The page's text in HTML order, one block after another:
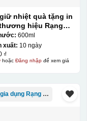
tuy nhiên đòi hỏi
setup ban đầu
nhiệt quà tặng in
hiệu Rạng
KQ-BGN21
600ml
xuất: 10 ngày
₫
hoặc Đăng nhậpđể xem giá
Điện gia dụng Rạng Đông